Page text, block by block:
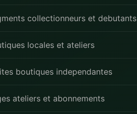
collectionneurs et debutants
locales et ateliers
boutiques independantes
ateliers et abonnements